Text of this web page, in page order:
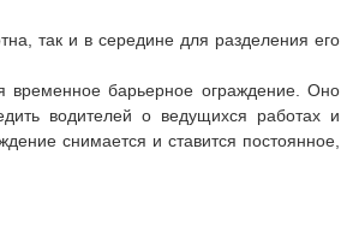
так и в середине для разделения его
временное барьерное ограждение. Оно
водителей о ведущихся работах и
снимается и ставится постоянное,